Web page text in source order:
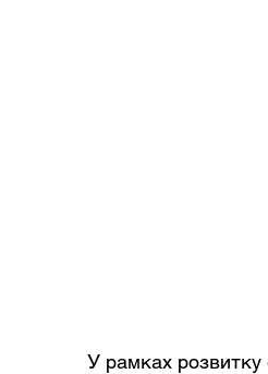
У рамках розвитку